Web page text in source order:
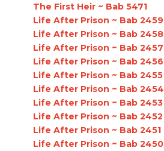
The First Heir ~ Bab 5471
Life After Prison ~ Bab 2459
Life After Prison ~ Bab 2458
Life After Prison ~ Bab 2457
Life After Prison ~ Bab 2456
Life After Prison ~ Bab 2455
Life After Prison ~ Bab 2454
Life After Prison ~ Bab 2453
Life After Prison ~ Bab 2452
Life After Prison ~ Bab 2451
Life After Prison ~ Bab 2450